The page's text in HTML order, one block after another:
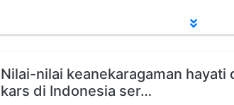
Nilai-nilai keanekaragaman hayati
kars di Indonesia ser…